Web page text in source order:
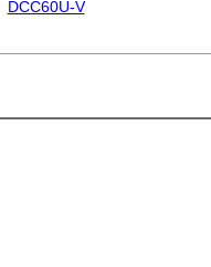
DCC60U-V